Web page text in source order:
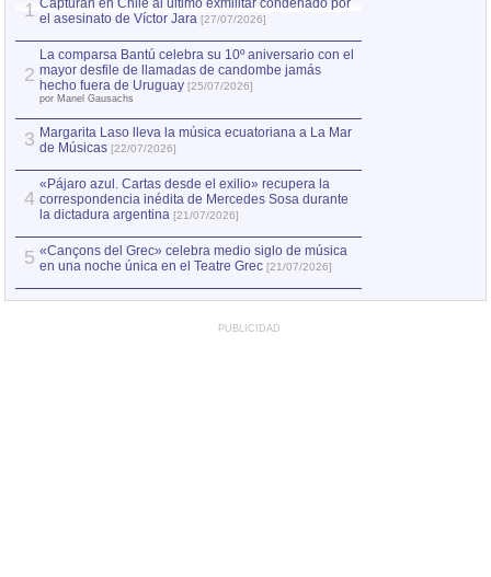
1 Capturan en Chile al último exmilitar condenado por
el asesinato de Víctor Jara [27/07/2026]
2
La comparsa Bantú celebra su 10º aniversario con el
mayor desfile de llamadas de candombe jamás
hecho fuera de Uruguay [25/07/2026]
por Manel Gausachs
3 Margarita Laso lleva la música ecuatoriana a La Mar
de Músicas [22/07/2026]
4
«Pájaro azul. Cartas desde el exilio» recupera la
correspondencia inédita de Mercedes Sosa durante
la dictadura argentina [21/07/2026]
5 «Cançons del Grec» celebra medio siglo de música
en una noche única en el Teatre Grec [21/07/2026]
PUBLICIDAD